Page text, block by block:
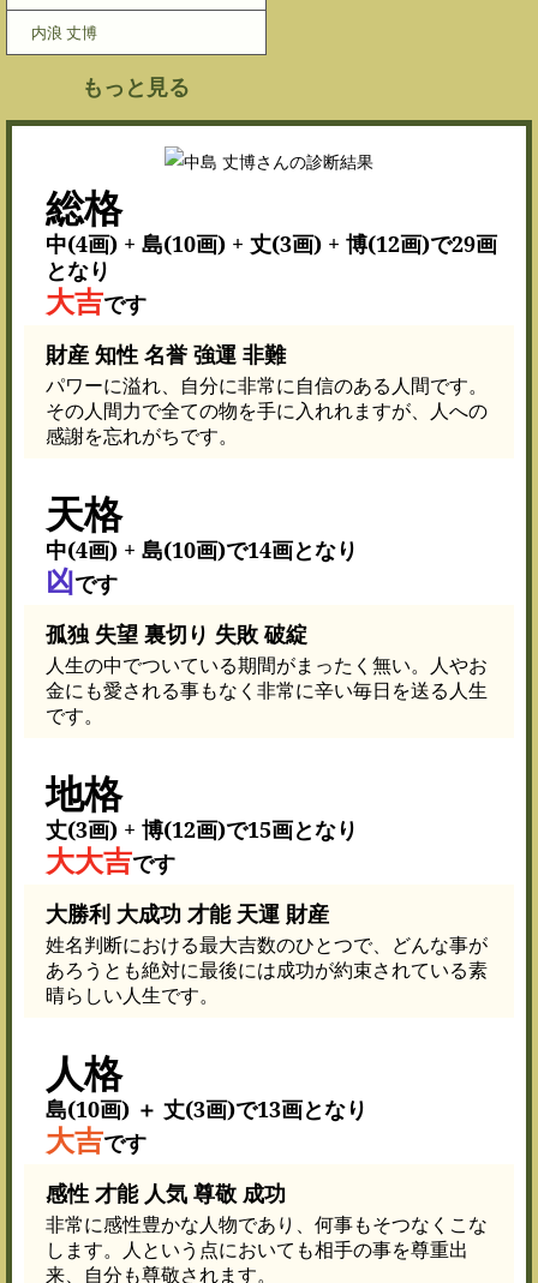
内浪 丈博
もっと見る
総格
中(4画) + 島(10画) + 丈(3画) + 博(12画)で29画
となり
大吉です
財産 知性 名誉 強運 非難
パワーに溢れ、自分に非常に自信のある人間です。
その人間力で全ての物を手に入れれますが、人への
感謝を忘れがちです。
天格
中(4画) + 島(10画)で14画となり
凶です
孤独 失望 裏切り 失敗 破綻
人生の中でついている期間がまったく無い。人やお
金にも愛される事もなく非常に辛い毎日を送る人生
です。
地格
丈(3画) + 博(12画)で15画となり
大大吉です
大勝利 大成功 才能 天運 財産
姓名判断における最大吉数のひとつで、どんな事が
あろうとも絶対に最後には成功が約束されている素
晴らしい人生です。
人格
島(10画) ＋ 丈(3画)で13画となり
大吉です
感性 才能 人気 尊敬 成功
非常に感性豊かな人物であり、何事もそつなくこな
します。人という点においても相手の事を尊重出
来、自分も尊敬されます。